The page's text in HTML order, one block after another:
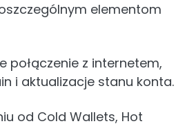
elementom
połączenie z internetem,
i aktualizacje stanu konta.
od Cold Wallets, Hot